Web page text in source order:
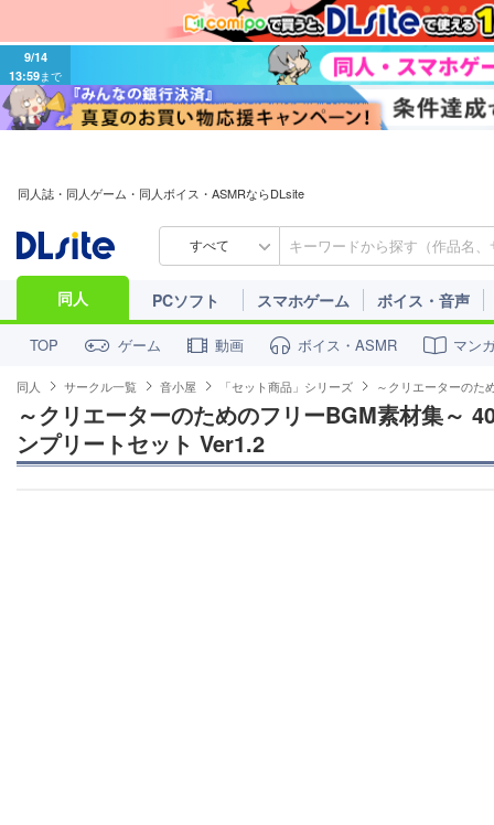
9/14
13:59まで
同人誌・同人ゲーム・同人ボイス・ASMRならDLsite
すべて
同人 PCソフト スマホゲーム ボイス・音声
TOP ゲーム 動画 ボイス・ASMR マン
同人 サークル一覧 音小屋 「セット商品」シリーズ ～クリエーターのた
～クリエーターのためのフリーBGM素材集～
ンプリートセット Ver1.2